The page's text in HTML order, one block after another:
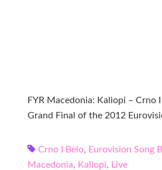
FYR Macedonia: Kaliopi – Crno
Grand Final of the 2012
Crno I Belo, Eurovision Song
Macedonia, Kaliopi, Live